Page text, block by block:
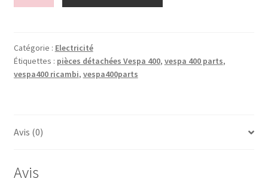
Catégorie : Electricité
Étiquettes : pièces détachées Vespa 400, vespa 400 parts,
vespa400 ricambi, vespa400parts
Avis (0)
Avis